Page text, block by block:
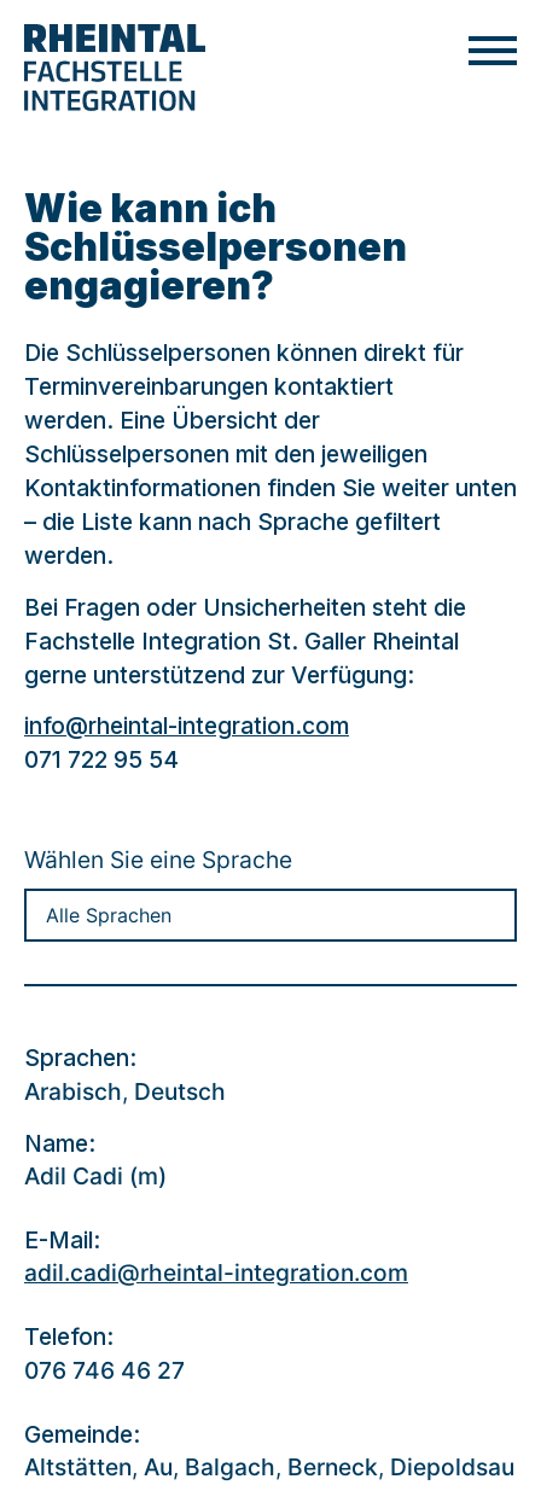
Wie kann ich
Schlüsselpersonen
engagieren?
Die Schlüsselpersonen können direkt für
Terminvereinbarungen kontaktiert
werden. Eine Übersicht der
Schlüsselpersonen mit den jeweiligen
Kontaktinformationen finden Sie weiter unten
– die Liste kann nach Sprache gefiltert
werden.
Bei Fragen oder Unsicherheiten steht die
Fachstelle Integration St. Galler Rheintal
gerne unterstützend zur Verfügung:
info@rheintal-integration.com
071 722 95 54
Wählen Sie eine Sprache
Sprachen:
Arabisch, Deutsch
Name:
Adil Cadi (m)
E-Mail:
adil.cadi@rheintal-integration.com
Telefon:
076 746 46 27
Gemeinde:
Altstätten, Au, Balgach, Berneck, Diepoldsau